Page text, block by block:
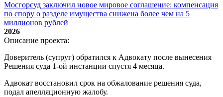
Мосгорсуд заключил новое мировое соглашение: компенсация
по спору о разделе имущества снижена более чем на 5
миллионов рублей
2026
Описание проекта:
Доверитель (супруг) обратился к Адвокату после вынесения
Решения суда 1-ой инстанции спустя 4 месяца.
Адвокат восстановил срок на обжалование решения суда,
подал апелляционную жалобу.